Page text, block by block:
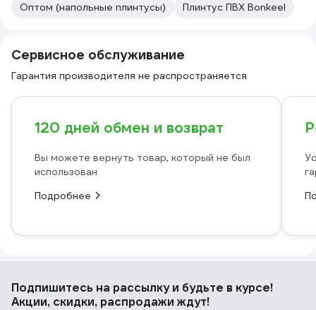
Оптом (напольные плинтусы)
Плинтус ПВХ Bonkeel
Сервисное обслуживание
Гарантия производителя не распространяется
120 дней обмен и возврат
Вы можете вернуть товар, который не был
использован
Подробнее
Подпишитесь на рассылкуи будьте в курсе!
Акции, скидки, распродажи ждут!